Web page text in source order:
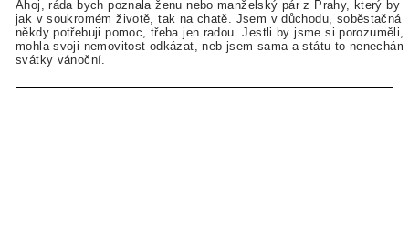
Ahoj, ráda bych poznala ženu nebo manželský pár z Prahy, který by
jak v soukromém životě, tak na chatě. Jsem v důchodu, soběstačná,
někdy potřebuji pomoc, třeba jen radou. Jestli by jsme si porozuměli,
mohla svoji nemovitost odkázat, neb jsem sama a státu to
svátky vánoční.